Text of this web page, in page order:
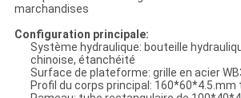
marchandises
Configuration principale:
Système hydraulique: bouteille
chinoise, étanchéité
Surface de plateforme: grille en acier
Profil du corps principal: